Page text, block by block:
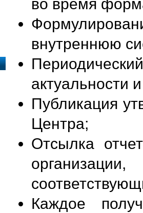
во время
внутреннюю
актуальности
Публикация
Центра;
Отсылка
Каждое